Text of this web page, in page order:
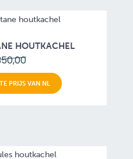
HOUTKACHEL
PRIJS VAN NL